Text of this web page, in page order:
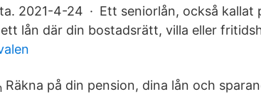
2021-4-24 · Ett seniorlån, också kallat
lån där din bostadsrätt, villa eller
Räkna på din pension, dina lån och